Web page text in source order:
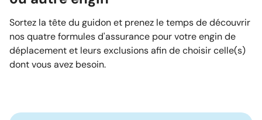
Sortez la tête du guidon et prenez le temps de découvrir
nos quatre formules d'assurance pour votre engin de
déplacement et leurs exclusions afin de choisir celle(s)
dont vous avez besoin.